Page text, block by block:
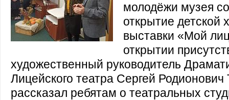
молодёжи музея
открытие детской
выставки «Мой
открытии
художественный руководитель
Лицейского театра Сергей
рассказал ребятам о театральных